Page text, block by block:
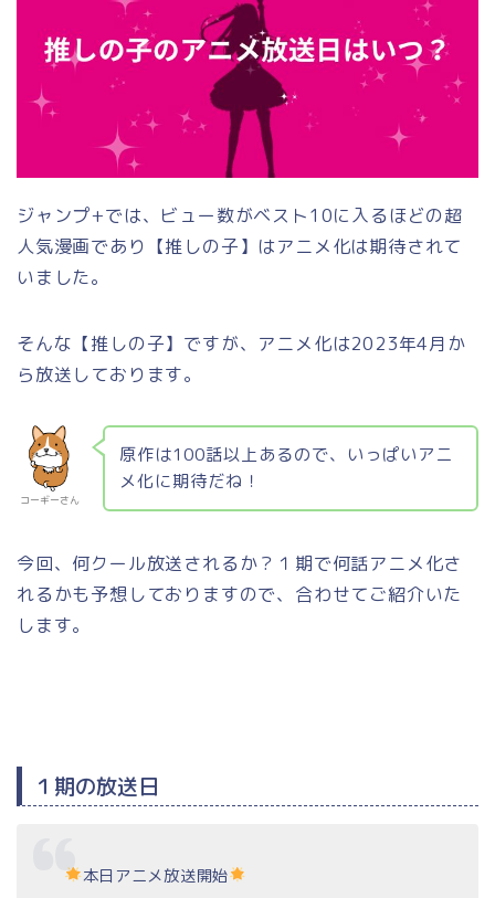
ジャンプ+では、ビュー数がベスト10に入るほどの超
人気漫画であり【推しの子】はアニメ化は期待されて
いました。
そんな【推しの子】ですが、アニメ化は2023年4月か
ら放送しております。
コーギーさん
原作は100話以上あるので、いっぱいアニ
メ化に期待だね！
今回、何クール放送されるか？１期で何話アニメ化さ
れるかも予想しておりますので、合わせてご紹介いた
します。
１期の放送日
本日アニメ放送開始